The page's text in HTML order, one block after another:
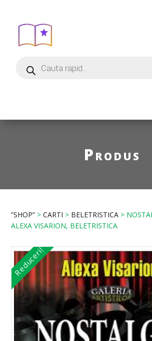
Produs
”SHOP” >CARTI > BELETRISTICA >
ALEXA VISARION, BELETRISTICA
Reduceri!